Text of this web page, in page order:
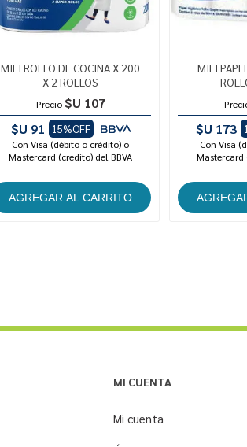
MILI ROLLO DE COCINA X 200
X 2 ROLLOS
Precio $U 107
$U 91
15%OFF
Con Visa (débito o crédito) o
Mastercard (credito) del BBVA
MILI
$U 173
Con Visa
Mastercard
MI CUENTA
Mi cuenta